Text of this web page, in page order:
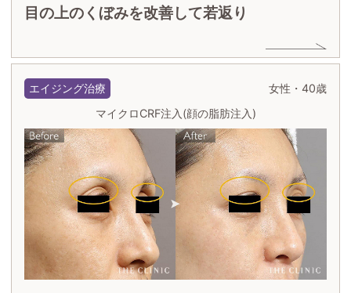
目の上のくぼみを改善して若返り
エイジング治療
女性・40歳
マイクロCRF注入(顔の脂肪注入)